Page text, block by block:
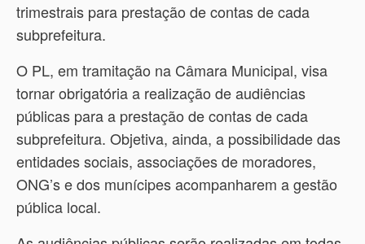
trimestrais para prestação de contas de cada
subprefeitura.
O PL, em tramitação na Câmara Municipal, visa
tornar obrigatória a realização de audiências
públicas para a prestação de contas de cada
subprefeitura. Objetiva, ainda, a possibilidade das
entidades sociais, associações de moradores,
ONG’s e dos munícipes acompanharem a gestão
pública local.